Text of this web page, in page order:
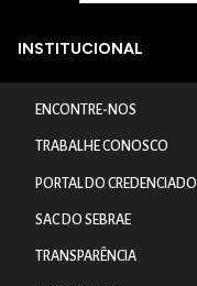
INSTITUCIONAL
ENCONTRE-NOS
TRABALHE CONOSCO
PORTAL DO CREDENCIADO
SAC DO SEBRAE
TRANSPARÊNCIA